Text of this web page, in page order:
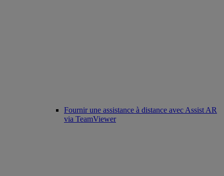
Fournir une assistance à distance avec Assist AR
via TeamViewer